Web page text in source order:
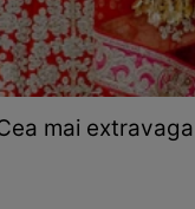
mai